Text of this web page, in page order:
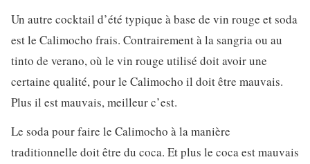
Un autre cocktail d’été typique à base de vin rouge et soda
est le Calimocho frais. Contrairement à la sangria ou au
tinto de verano, où le vin rouge utilisé doit avoir une
certaine qualité, pour le Calimocho il doit être mauvais.
Plus il est mauvais, meilleur c’est.
Le soda pour faire le Calimocho à la manière
traditionnelle doit être du coca. Et plus le coca est mauvais